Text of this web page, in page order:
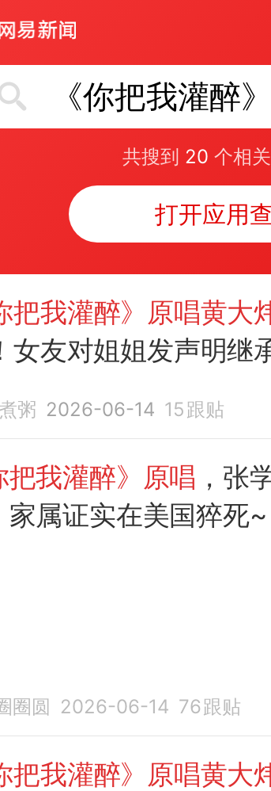
共搜到 20 个相
打开应用
把我灌醉》原唱黄大
女友对姐姐发声明继
粥 2026-06-14 15 跟贴
把我灌醉》原唱 ，张
家属证实在美国猝死~
圈圆 2026-06-14 76跟贴
把我灌醉》原唱黄大